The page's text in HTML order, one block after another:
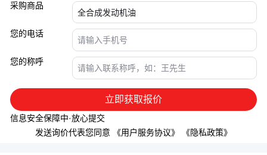
采购商品
您的电话
您的称呼
立即获取报价
信息安全保障中·放心提交
发送询价代表您同意 《用户服务协议》 《隐私政策》